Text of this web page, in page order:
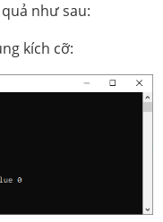
như sau:
kích cỡ: